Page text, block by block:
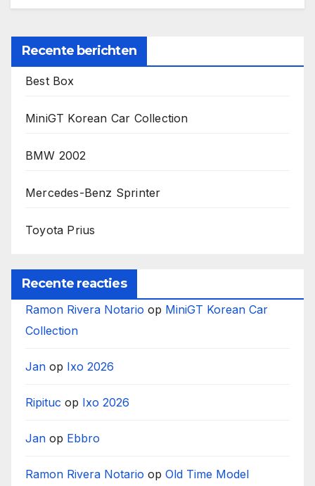
Recente berichten
Best Box
MiniGT Korean Car Collection
BMW 2002
Mercedes-Benz Sprinter
Toyota Prius
Recente reacties
Ramon Rivera Notario op MiniGT Korean Car
Collection
Jan op Ixo 2026
Ripituc op Ixo 2026
Jan op Ebbro
Ramon Rivera Notario op Old Time Model